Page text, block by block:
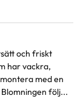
och friskt
har vackra,
med en
följ...